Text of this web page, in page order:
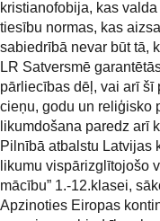
kristianofobija, kas
tiesību normas, kas
sabiedrībā nevar būt tā,
LR Satversmē
pārliecības dēļ, vai arī šī
cieņu, godu un reliģisko
likumdošana paredz arī
Pilnībā atbalstu Latvijas
likumu vispārizglītojošo
mācību” 1.-12.klasei,
Apzinoties Eiropas